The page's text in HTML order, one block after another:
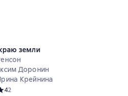
земли
Доронин
Крейнина
рейтинг 4 на основе 2 оценок
42